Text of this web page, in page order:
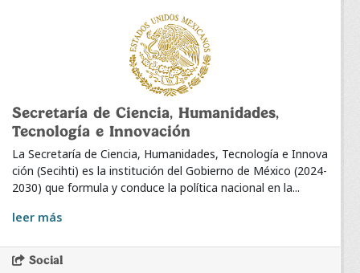
Secretaría de Ciencia, Humanidades,
Tecnología e Innovación
La Secretaría de Ciencia, Humanidades, Tecnología e Innova
ción (Secihti) es la institución del Gobierno de México (2024-
2030) que formula y conduce la política nacional en la...
leer más
Social